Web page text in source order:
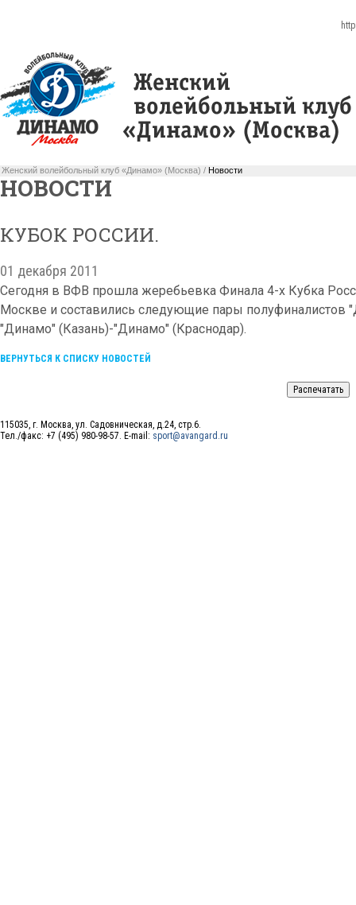
Женский волейбольный клуб «Динамо» (Москва) / Новости
НОВОСТИ
КУБОК РОССИИ.
01 декабря 2011
Сегодня в ВФВ прошла жеребьевка Финала 4-х Кубка
Москве и составились следующие пары
"Динамо" (Казань)-"Динамо" (Краснодар).
ВЕРНУТЬСЯ К СПИСКУ НОВОСТЕЙ
115035, г. Москва, ул. Садовническая, д.24, стр.6.
Тел./факс: +7 (495) 980-98-57. E-mail: sport@avangard.ru